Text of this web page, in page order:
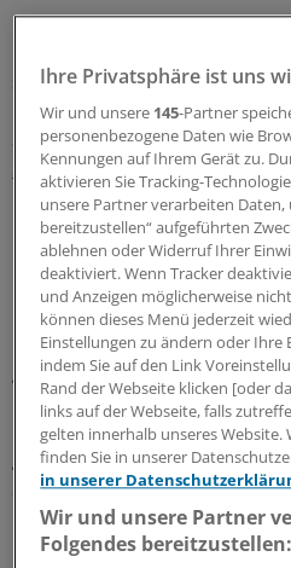
Mit Grieses Vorstoß ist das
strafbewehrtes Suizid-Verbot
CSU befürworten. Im April
auf einenFahrplan für die
Sterbehilfeverständigt.
Danach sollen sich die
Fraktionszwang - im zweiten
Gruppenanträge
Halbjahr 2015 diskutiert,
Die Abstimmung im
geplant.
Der Deutsche Ärztetag hat
gewerbsmäßigen Sterbehilfe
Sterbehilfe ermöglicht kein
in dem Vorstandsantrag.(fst)
Ihre Privatsphäre ist uns
Wir und unsere 145-Partner
personenbezogene Daten wie
Kennungen auf Ihrem Gerät zu.
aktivieren Sie Tracking-
unsere Partner verarbeiten
bereitzustellen“ aufgeführten
ablehnen oder Widerruf Ihrer
deaktiviert. Wenn Tracker
und Anzeigen möglicherweise
können dieses Menü jederzeit
Einstellungen zu ändern oder Ihre
indem Sie auf den Link
Rand der Webseite klicken [oder
links auf der Webseite, falls
gelten innerhalb unseres
finden Sie in unserer
in unserer
Wir und unsere Partner
Folgendes bereitzustellen: